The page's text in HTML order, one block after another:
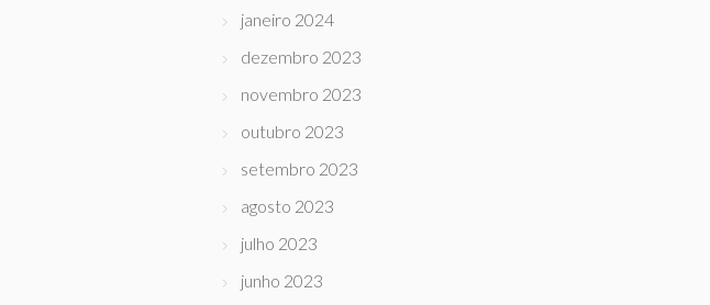
janeiro 2024
dezembro 2023
novembro 2023
outubro 2023
setembro 2023
agosto 2023
julho 2023
junho 2023